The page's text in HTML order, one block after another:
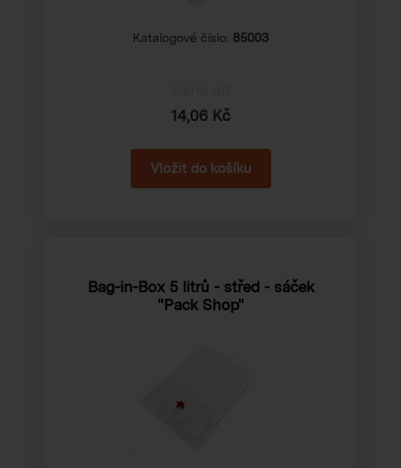
Katalogové číslo: 85003
14,06 Kč
Bag-in-Box 5 litrů - střed - sáček
"Pack Shop"